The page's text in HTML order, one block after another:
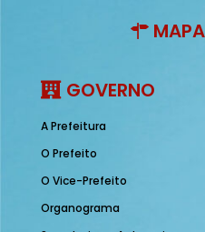
MAPA
GOVERNO
A Prefeitura
O Prefeito
O Vice-Prefeito
Organograma